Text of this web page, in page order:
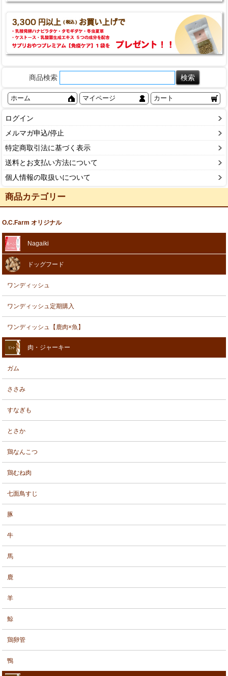
商品検索
ホーム マイページ カート
ログイン
メルマガ申込/停止
特定商取引法に基づく表示
送料とお支払い方法について
個人情報の取扱いについて
商品カテゴリー
O.C.Farm オリジナル
Nagaiki
ドッグフード
ワンディッシュ
ワンディッシュ定期購入
ワンディッシュ【鹿肉×魚】
肉・ジャーキー
ガム
ささみ
すなぎも
とさか
鶏なんこつ
鶏むね肉
七面鳥すじ
豚
牛
馬
鹿
羊
鯨
鶏卵管
鴨